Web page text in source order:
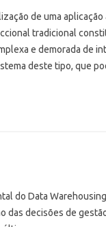
de uma
tradicional
e demorada de
deste tipo, que
do Data
das decisões de